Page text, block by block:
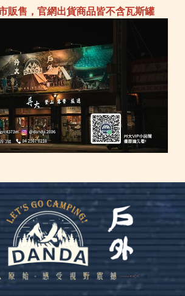
販售，官網出貨商品皆不含瓦斯罐